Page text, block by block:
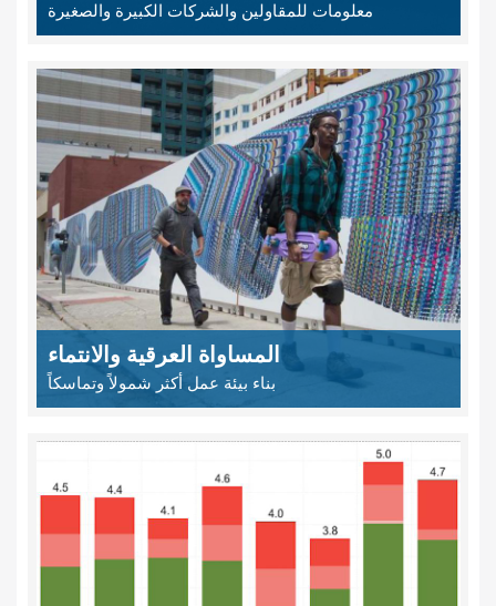
معلومات للمقاولين والشركات الكبيرة والصغيرة
المساواة العرقية والانتماء
بناء بيئة عمل أكثر شمولاً وتماسكاً